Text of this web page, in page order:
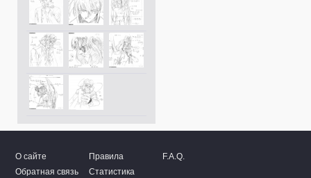
О сайте Правила
F.A.Q.
Обратная связь
Статистика